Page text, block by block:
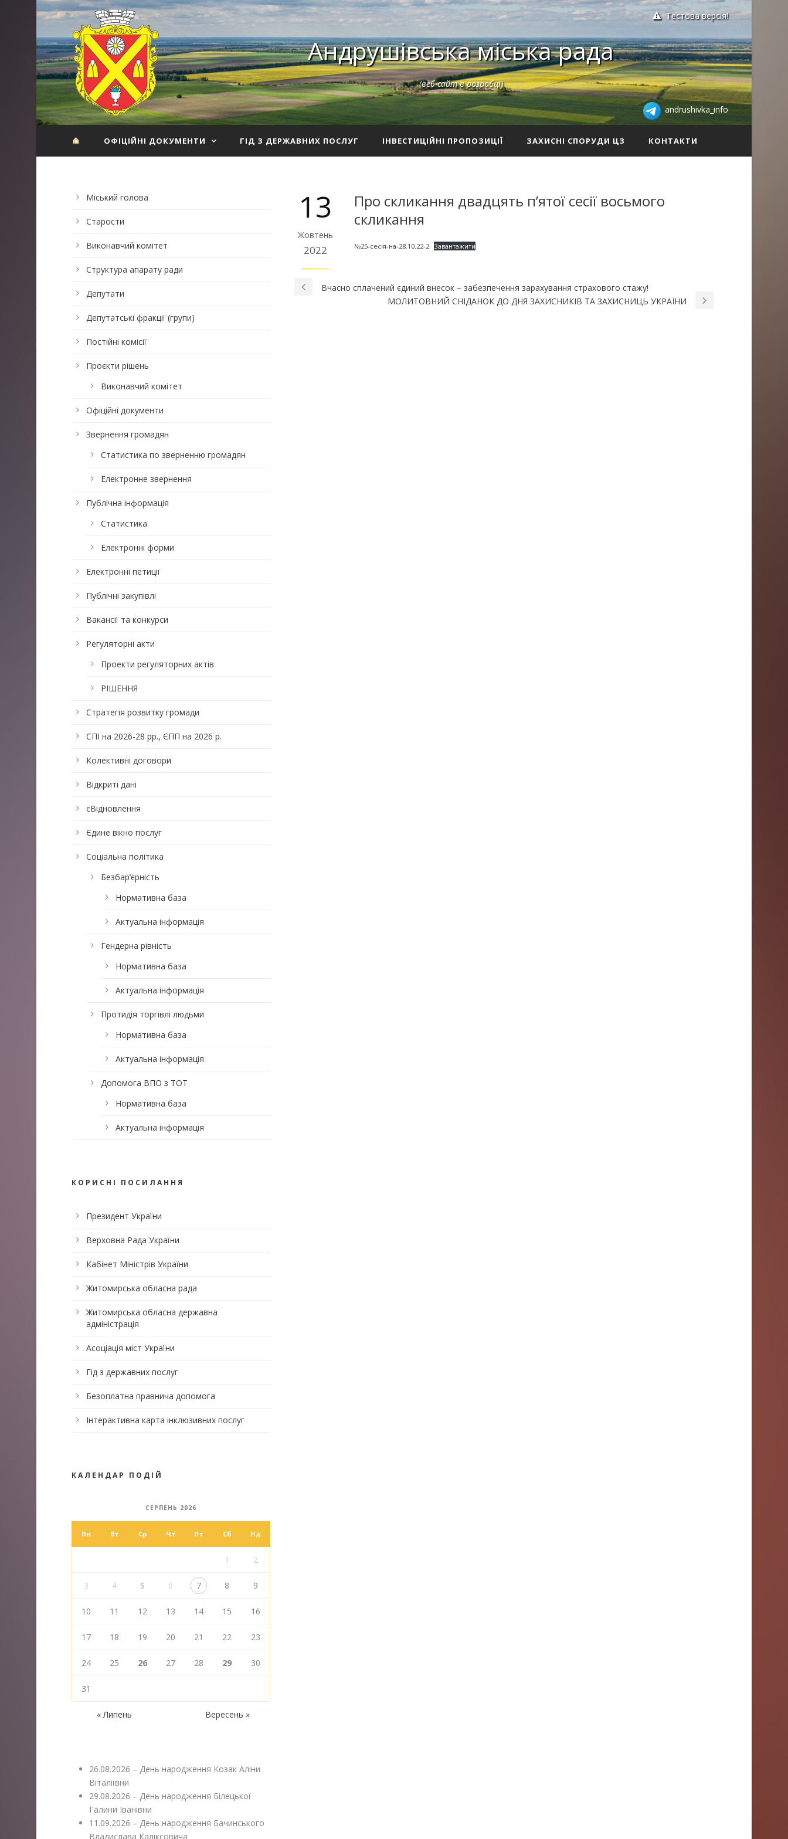
Тестова версія!
Андрушівська міська рада
(веб-сайт в розробці)
andrushivka_info
ОФІЦІЙНІ ДОКУМЕНТИ ГІД З ДЕРЖАВНИХ ПОСЛУГ ІНВЕСТИЦІЙНІ ПРОПОЗИЦІЇ ЗАХИСНІ СПОРУДИ ЦЗ КОНТАКТИ
13
Жовтень
2022
Про скликання двадцять п’ятої сесії восьмого
скликання
№25-сесія-на-28.10.22-2 Завантажити
Вчасно сплачений єдиний внесок – забезпечення зарахування страхового стажу!
МОЛИТОВНИЙ СНІДАНОК ДО ДНЯ ЗАХИСНИКІВ ТА ЗАХИСНИЦЬ УКРАЇНИ
Міський голова
Старости
Виконавчий комітет
Структура апарату ради
Депутати
Депутатські фракції (групи)
Постійні комісії
Проєкти рішень
Виконавчий комітет
Офіційні документи
Звернення громадян
Статистика по зверненню громадян
Електронне звернення
Публічна інформація
Статистика
Електронні форми
Електронні петиції
Публічні закупівлі
Вакансії та конкурси
Регуляторні акти
Проекти регуляторних актів
РІШЕННЯ
Стратегія розвитку громади
СПІ на 2026-28 рр., ЄПП на 2026 р.
Колективні договори
Відкриті дані
єВідновлення
Єдине вікно послуг
Соціальна політика
Безбар’єрність
Нормативна база
Актуальна інформація
Гендерна рівність
Нормативна база
Актуальна інформація
Протидія торгівлі людьми
Нормативна база
Актуальна інформація
Допомога ВПО з ТОТ
Нормативна база
Актуальна інформація
КОРИСНІ ПОСИЛАННЯ
Президент України
Верховна Рада України
Кабінет Міністрів України
Житомирська обласна рада
Житомирська обласна державна
адміністрація
Асоціація міст України
Гід з державних послуг
Безоплатна правнича допомога
Інтерактивна карта інклюзивних послуг
КАЛЕНДАР ПОДІЙ
СЕРПЕНЬ 2026
Пн Вт Ср Чт Пт Сб Нд
1 2
3 4 5 6 7 8 9
10 11 12 13 14 15 16
17 18 19 20 21 22 23
24 25 26 27 28 29 30
31
« Липень Вересень »
26.08.2026 – День народження Козак Аліни
Віталіївни
29.08.2026 – День народження Білецької
Галини Іванівни
11.09.2026 – День народження Бачинського
Владислава Каліксовича